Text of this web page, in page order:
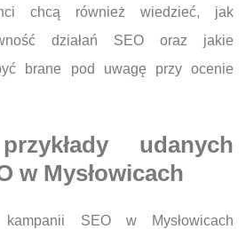
chcą również wiedzieć, jak
działań SEO oraz jakie
brane pod uwagę przy ocenie
udanych
w Mysłowicach
kampanii SEO w Mysłowicach